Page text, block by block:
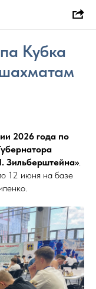
Кубка
2026 года по
Зильберштейна».
12 июня на базе